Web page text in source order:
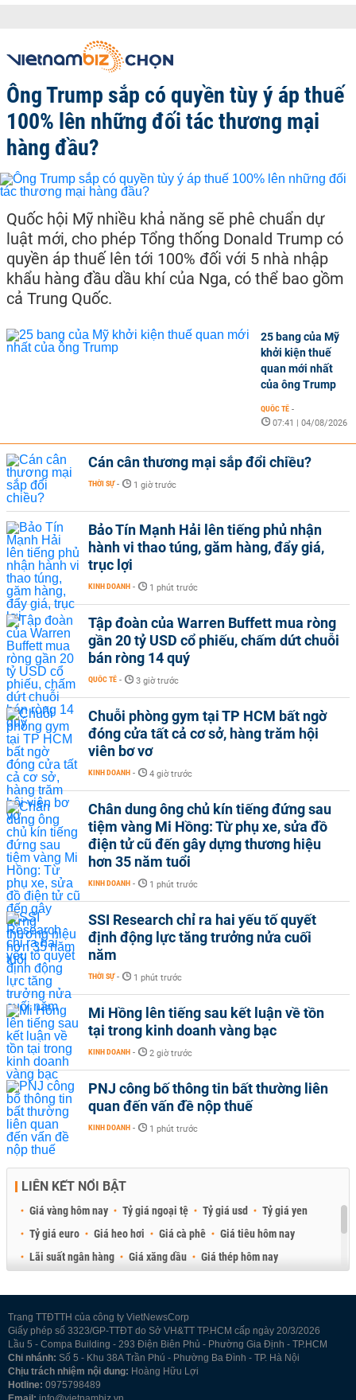
Ông Trump sắp có quyền tùy ý áp thuế
100% lên những đối tác thương mại
hàng đầu?
Quốc hội Mỹ nhiều khả năng sẽ phê chuẩn dự
luật mới, cho phép Tổng thống Donald Trump có
quyền áp thuế lên tới 100% đối với 5 nhà nhập
khẩu hàng đầu dầu khí của Nga, có thể bao gồm
cả Trung Quốc.
25 bang của Mỹ
khởi kiện thuế
quan mới nhất
của ông Trump
QUỐC TẾ -
07:41 | 04/08/2026
Cán cân thương mại sắp đổi chiều?
THỜI SỰ - 1 giờ trước
Bảo Tín Mạnh Hải lên tiếng phủ nhận
hành vi thao túng, găm hàng, đẩy giá,
trục lợi
KINH DOANH - 1 phút trước
Tập đoàn của Warren Buffett mua ròng
gần 20 tỷ USD cổ phiếu, chấm dứt chuỗi
bán ròng 14 quý
QUỐC TẾ - 3 giờ trước
Chuỗi phòng gym tại TP HCM bất ngờ
đóng cửa tất cả cơ sở, hàng trăm hội
viên bơ vơ
KINH DOANH - 4 giờ trước
Chân dung ông chủ kín tiếng đứng sau
tiệm vàng Mi Hồng: Từ phụ xe, sửa đồ
điện tử cũ đến gây dựng thương hiệu
hơn 35 năm tuổi
KINH DOANH - 1 phút trước
SSI Research chỉ ra hai yếu tố quyết
định động lực tăng trưởng nửa cuối
năm
THỜI SỰ - 1 phút trước
Mi Hồng lên tiếng sau kết luận về tồn
tại trong kinh doanh vàng bạc
KINH DOANH - 2 giờ trước
PNJ công bố thông tin bất thường liên
quan đến vấn đề nộp thuế
KINH DOANH - 1 phút trước
LIÊN KẾT NỔI BẬT
Giá vàng hôm nay Tỷ giá ngoại tệ Tỷ giá usd
Tỷ giá yen
Tỷ giá euro
Giá heo hơi Giá cà phê
Giá tiêu hôm nay
Lãi suất ngân hàng
Giá xăng dầu
Giá thép hôm nay
Trang TTĐTTH của công ty VietNewsCorp
Giấy phép số 3323/GP-TTĐT do Sở VH&TT TP.HCM cấp ngày 20/3/2026
Lầu 5 - Compa Building - 293 Điện Biên Phủ - Phường Gia Định - TP.HCM
Chi nhánh: Số 5 - Khu 38A Trần Phú - Phường Ba Đình - TP. Hà Nội
Chịu trách nhiệm nội dung: Hoàng Hữu Lợi
Hotline: 0975798489